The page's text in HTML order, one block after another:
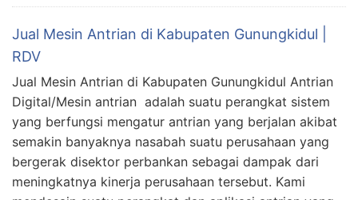
Jual Mesin Antrian di Kabupaten Gunungkidul |
RDV
Jual Mesin Antrian di Kabupaten Gunungkidul Antrian
Digital/Mesin antrian adalah suatu perangkat sistem
yang berfungsi mengatur antrian yang berjalan akibat
semakin banyaknya nasabah suatu perusahaan yang
bergerak disektor perbankan sebagai dampak dari
meningkatnya kinerja perusahaan tersebut. Kami